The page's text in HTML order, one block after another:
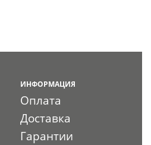
ИНФОРМАЦИЯ
Оплата
Доставка
Гарантии